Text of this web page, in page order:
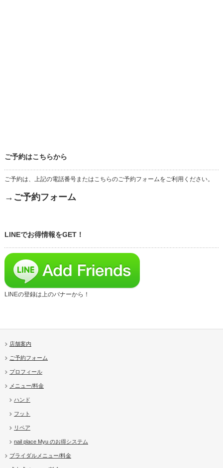
ご予約はこちらから
ご予約は、上記の電話番号またはこちらのご予約フォームをご利用ください。
→ご予約フォーム
LINEでお得情報をGET！
LINEの登録は上のバナーから！
店舗案内
ご予約フォーム
プロフィール
メニュー/料金
ハンド
フット
リペア
nail place Myu のお得システム
ブライダルメニュー/料金